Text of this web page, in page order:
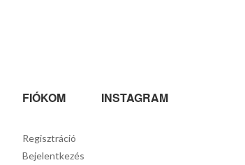
FIÓKOM
Regisztráció
Bejelentkezés
INSTAGRAM